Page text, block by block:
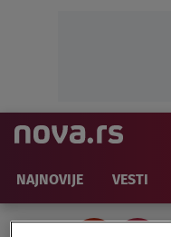
NAJNOVIJE VESTI